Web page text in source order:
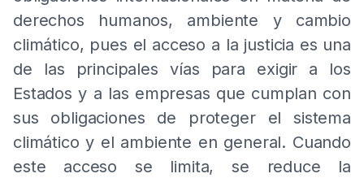
derechos humanos, ambiente y cambio
climático, pues el acceso a la justicia es una
de las principales vías para exigir a los
Estados y a las empresas que cumplan con
sus obligaciones de proteger el sistema
climático y el ambiente en general. Cuando
este acceso se limita, se reduce la